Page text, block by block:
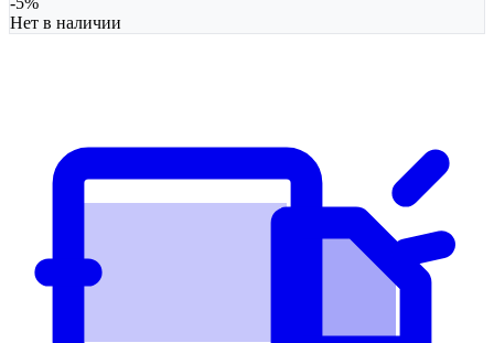
Нет в наличии